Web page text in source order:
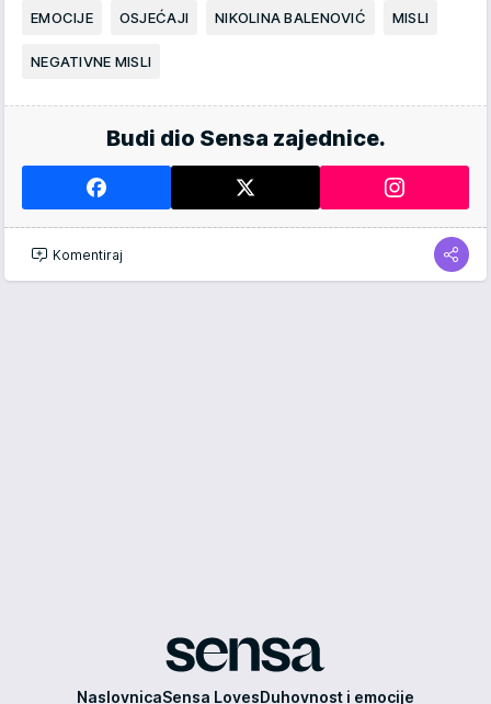
EMOCIJE OSJEĆAJI NIKOLINA BALENOVIĆ MISLI
NEGATIVNE MISLI
Budi dio Sensa zajednice.
Komentiraj
NaslovnicaSensa LovesDuhovnost i emocije